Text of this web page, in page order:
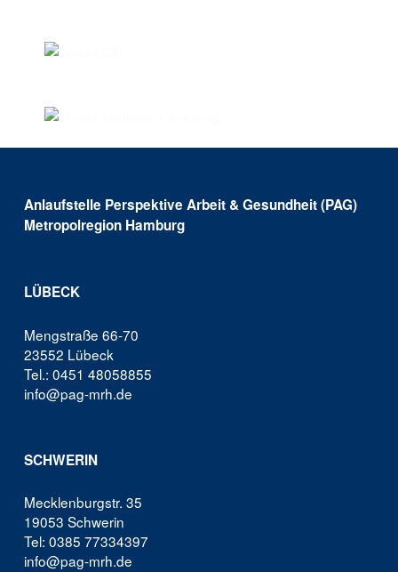
Anlaufstelle Perspektive Arbeit & Gesundheit (PAG)
Metropolregion Hamburg
LÜBECK
Mengstraße 66-70
23552 Lübeck
Tel.: 0451 48058855
info@pag-mrh.de
SCHWERIN
Mecklenburgstr. 35
19053 Schwerin
Tel: 0385 77334397
info@pag-mrh.de